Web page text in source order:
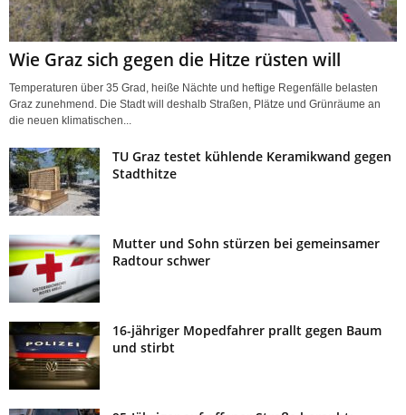
Wie Graz sich gegen die Hitze rüsten will
Temperaturen über 35 Grad, heiße Nächte und heftige Regenfälle belasten
Graz zunehmend. Die Stadt will deshalb Straßen, Plätze und Grünräume an
die neuen klimatischen...
TU Graz testet kühlende Keramikwand gegen
Stadthitze
Mutter und Sohn stürzen bei gemeinsamer
Radtour schwer
16-jähriger Mopedfahrer prallt gegen Baum
und stirbt